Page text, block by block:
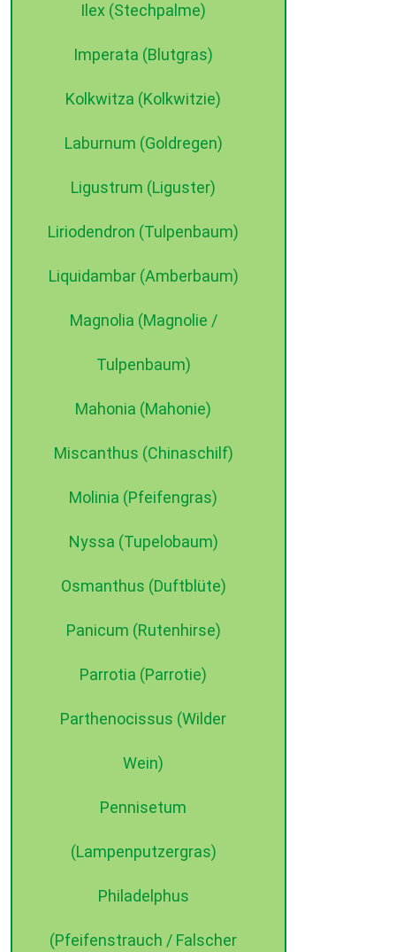
Ilex (Stechpalme)
Imperata (Blutgras)
Kolkwitza (Kolkwitzie)
Laburnum (Goldregen)
Ligustrum (Liguster)
Liriodendron (Tulpenbaum)
Liquidambar (Amberbaum)
Magnolia (Magnolie /
Tulpenbaum)
Mahonia (Mahonie)
Miscanthus (Chinaschilf)
Molinia (Pfeifengras)
Nyssa (Tupelobaum)
Osmanthus (Duftblüte)
Panicum (Rutenhirse)
Parrotia (Parrotie)
Parthenocissus (Wilder
Wein)
Pennisetum
(Lampenputzergras)
Philadelphus
(Pfeifenstrauch / Falscher